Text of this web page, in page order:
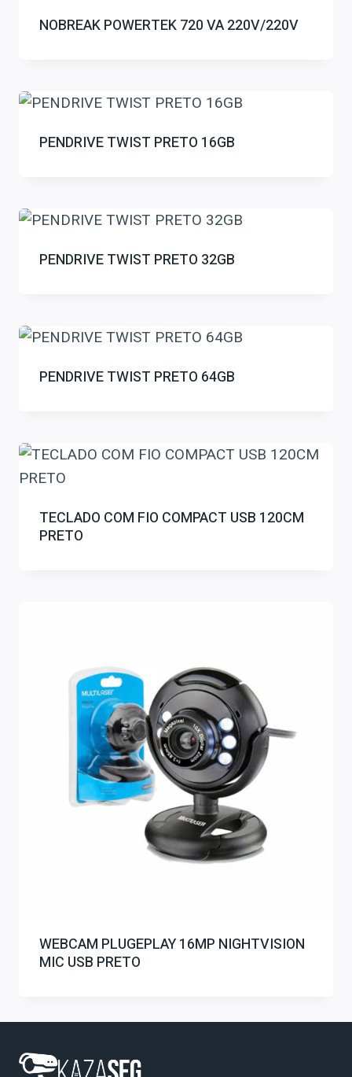
NOBREAK POWERTEK 720 VA 220V/220V
PENDRIVE TWIST PRETO 16GB
PENDRIVE TWIST PRETO 32GB
PENDRIVE TWIST PRETO 64GB
TECLADO COM FIO COMPACT USB 120CM
PRETO
WEBCAM PLUGEPLAY 16MP NIGHTVISION
MIC USB PRETO